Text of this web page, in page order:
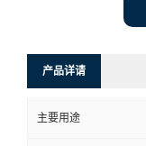
产品详请
主要用途